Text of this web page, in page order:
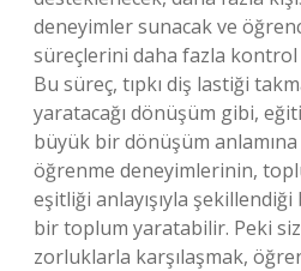
deneyimler sunacak ve
süreçlerini daha fazla kontrol
Bu süreç, tıpkı diş lastiği
yaratacağı dönüşüm gibi,
büyük bir dönüşüm
öğrenme deneyimlerinin,
eşitliği anlayışıyla şekillendiği
bir toplum yaratabilir. Peki
zorluklarla karşılaşmak,